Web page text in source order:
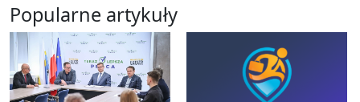
Popularne artykuły